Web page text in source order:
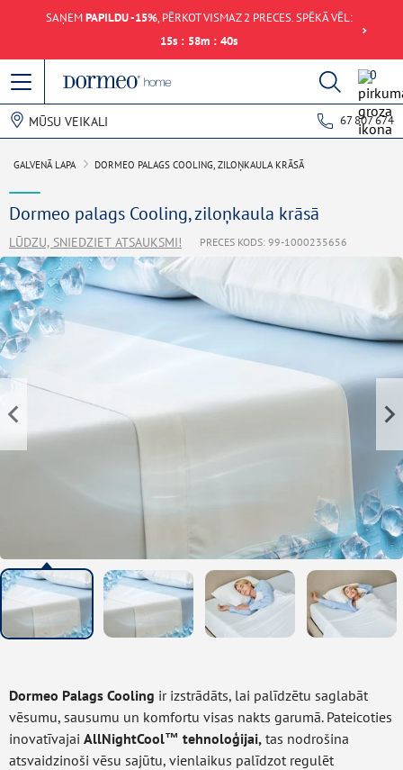
SAŅEMPAPILDU -15%, PĒRKOT VISMAZ 2 PRECES. SPĒKĀ VĒL:
15s : 58m : 40s
0
MŪSU VEIKALI 67 807 674
GALVENĀ LAPA DORMEO PALAGS COOLING, ZILOŅKAULA KRĀSĀ
Dormeo palags Cooling, ziloņkaula krāsā
LŪDZU, SNIEDZIET ATSAUKSMI! PRECES KODS: 99-1000235656
Dormeo Palags Cooling ir izstrādāts, lai palīdzētu saglabāt
vēsumu, sausumu un komfortu visas nakts garumā. Pateicoties
inovatīvajai AllNightCool™ tehnoloģijai, tas nodrošina
atsvaidzinoši vēsu sajūtu, vienlaikus palīdzot regulēt